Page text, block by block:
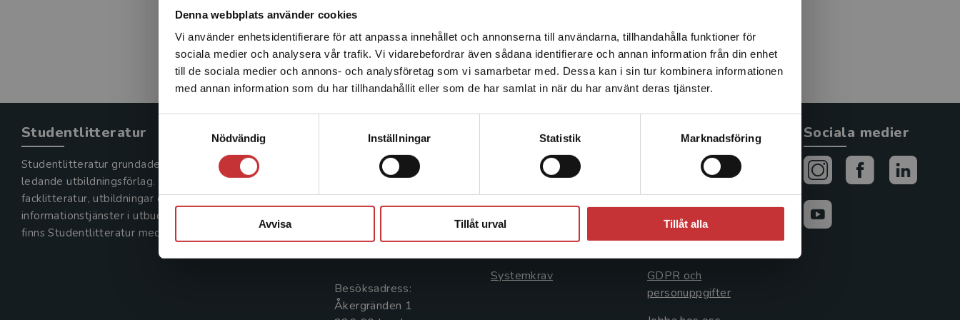
Denna webbplats använder cookies
Vi använder enhetsidentifierare för att anpassa innehållet och annonserna till användarna, tillhandahålla funktioner för
sociala medier och analysera vår trafik. Vi vidarebefordrar även sådana identifierare och annan information från din enhet
till de sociala medier och annons- och analysföretag som vi samarbetar med. Dessa kan i sin tur kombinera informationen
med annan information som du har tillhandahållit eller som de har samlat in när du har använt deras tjänster.
Nödvändig
Inställningar Statistik Marknadsföring
Avvisa Tillåt urval Tillåt alla
Det verkar som att du besöker studentlitteratur.se via en
enhet utanför Sverige. Vi erbjuder inte leveranser utanför
Sverige. För att kunna slutföra ett köp måste
leveransadressen vara i Sverige.Läs mer
Studentlitteratur
Studentlitteratur grundades 1963 och är idag Sveriges
ledande utbildningsförlag. Med läromedel, kurslitteratur,
facklitteratur, utbildningar och digitala
informationstjänster i utbudet,
finns Studentlitteratur med längs hela kunskapsresan.
Kontakta oss
Kontakta oss
046-31 20 00
Box 141
221 00 Lund
Besöksadress:
Åkergränden 1
Kundservice
Kontakta kundservice
046-31 21 00
Frågor och svar
Systemkrav
Allmänna länkar
Avtal och rättigheter
Cookies
GDPR och
personuppgifter
Sociala medier